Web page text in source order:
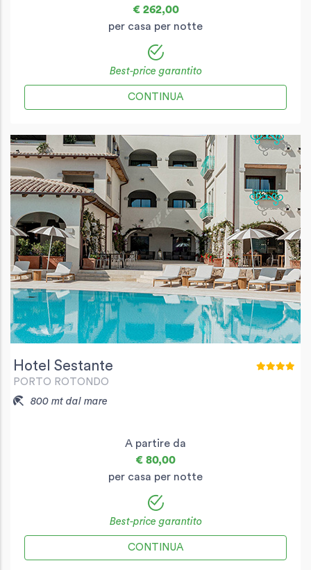
€ 262,00
per casa per notte
Best-price garantito
CONTINUA
Hotel Sestante
PORTO ROTONDO
800 mt dal mare
A partire da
€ 80,00
per casa per notte
Best-price garantito
CONTINUA